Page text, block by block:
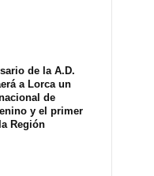
de la A.D.
a Lorca un
de
y el primer
Región